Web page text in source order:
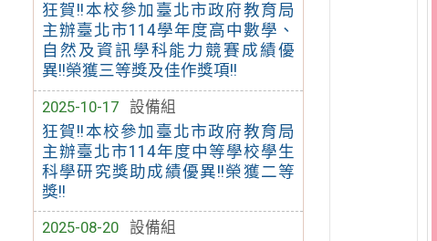
狂賀!!本校參加臺北市政府教育局
主辦臺北市114學年度高中數學、
自然及資訊學科能力競賽成績優
異!!榮獲三等獎及佳作獎項!!
2025-10-17
設備組
狂賀!!本校參加臺北市政府教育局
主辦臺北市114年度中等學校學生
科學研究獎助成績優異!!榮獲二等
獎!!
2025-08-20
設備組